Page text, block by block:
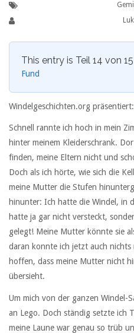
This entry is Teil 14 von
Fund
Windelgeschichten.org
Schnell rannte ich hoch in mein
hinter meinem Kleiderschrank.
finden, meine Eltern nicht und
Doch als ich hörte, wie sich die
meine Mutter die Stufen
hinunter: Ich hatte die Windel, in
hatte ja gar nicht versteckt,
gelegt! Meine Mutter könnte sie
daran konnte ich jetzt auch
hoffen, dass meine Mutter nicht
übersieht.
Um mich von der ganzen Windel-
an Lego. Doch ständig setzte ich
meine Laune war genau so trüb